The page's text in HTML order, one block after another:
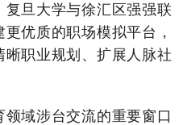
旦大学与徐汇区强强联
优质的职场模拟平台，
职业规划、扩展人脉社
域涉台交流的重要窗口